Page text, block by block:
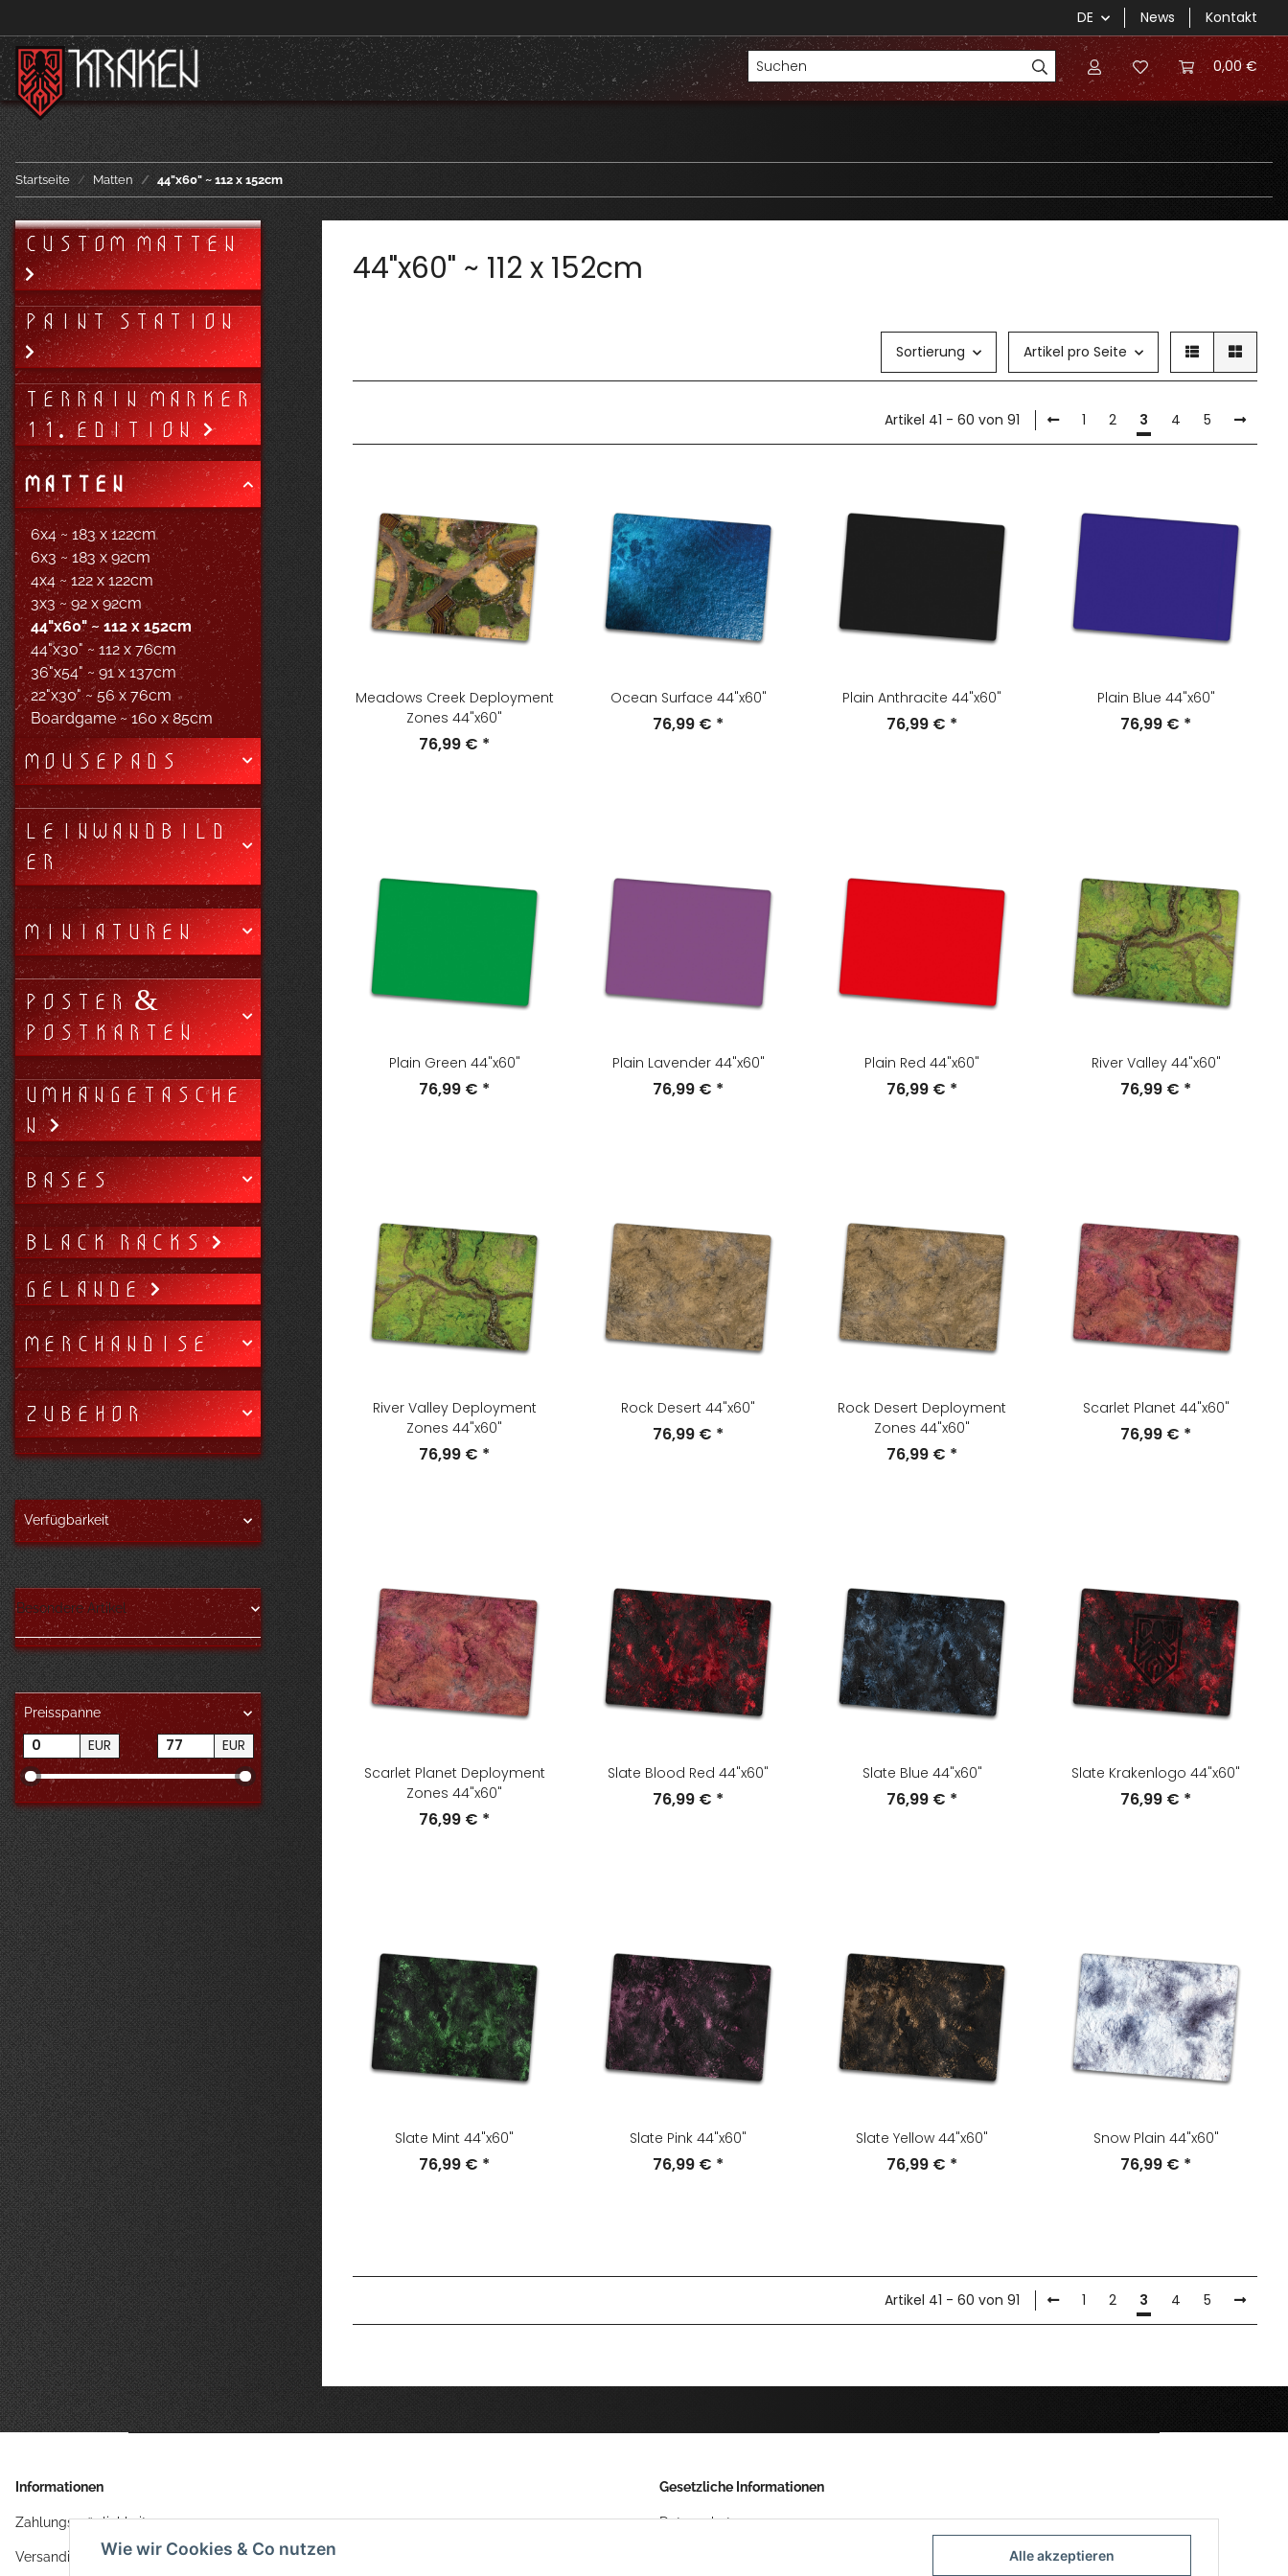
DE News Kontakt
0,00 €
Startseite Matten 44"x60" ~ 112 x 152cm
44"x60" ~ 112 x 152cm
Sortierung Artikel pro Seite
Artikel 41 - 60 von 91 1 2 3 4 5
Meadows Creek Deployment
Zones 44"x60"
76,99 € *
Ocean Surface 44"x60"
76,99 € *
Plain Anthracite 44"x60"
76,99 € *
Plain Blue 44"x60"
76,99 € *
Plain Green 44"x60"
76,99 € *
Plain Lavender 44"x60"
76,99 € *
Plain Red 44"x60"
76,99 € *
River Valley 44"x60"
76,99 € *
River Valley Deployment
Zones 44"x60"
76,99 € *
Rock Desert 44"x60"
76,99 € *
Rock Desert Deployment
Zones 44"x60"
76,99 € *
Scarlet Planet 44"x60"
76,99 € *
Scarlet Planet Deployment
Zones 44"x60"
76,99 € *
Slate Blood Red 44"x60"
76,99 € *
Slate Blue 44"x60"
76,99 € *
Slate Krakenlogo 44"x60"
76,99 € *
Slate Mint 44"x60"
76,99 € *
Slate Pink 44"x60"
76,99 € *
Slate Yellow 44"x60"
76,99 € *
Snow Plain 44"x60"
76,99 € *
Artikel 41 - 60 von 91 1 2 3 4 5
CUSTOM MATTEN
PAINT STATION
TERRAIN MARKER
11. EDITION
MATTEN
6x4 ~ 183 x 122cm
6x3 ~ 183 x 92cm
4x4 ~ 122 x 122cm
3x3 ~ 92 x 92cm
44"x60" ~ 112 x 152cm
44"x30" ~ 112 x 76cm
36"x54" ~ 91 x 137cm
22"x30" ~ 56 x 76cm
Boardgame ~ 160 x 85cm
MOUSEPADS
LEINWANDBILD
ER
MINIATUREN
POSTER &
POSTKARTEN
UMHÄNGETASCHE
N
BASES
BLACK RACKS
GELÄNDE
MERCHANDISE
ZUBEHÖR
Verfügbarkeit
Besondere Artikel
Preisspanne
EUR EUR
Informationen
Zahlungsmöglichkeiten
Versandinformationen
Gesetzliche Informationen
Datenschutz
Wie wir Cookies & Co nutzen Alle akzeptieren